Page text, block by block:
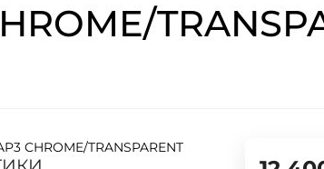
CHROME/TRANSPARENT